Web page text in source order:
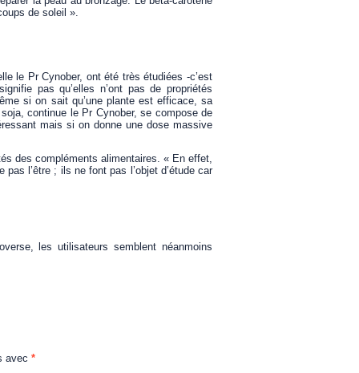
de soleil ».
le Pr Cynober, ont été très étudiées -c’est
pas qu’elles n’ont pas de propriétés
si on sait qu’une plante est efficace, sa
continue le Pr Cynober, se compose de
mais si on donne une dose massive
des compléments alimentaires. « En effet,
l’être ; ils ne font pas l’objet d’étude car
les utilisateurs semblent néanmoins
avec *